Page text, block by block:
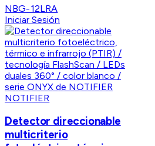
NBG-12LRA
Iniciar Sesión
NOTIFIER
Detector direccionable
multicriterio